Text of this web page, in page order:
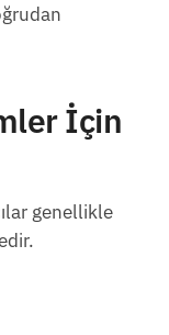
İçin
genellikle